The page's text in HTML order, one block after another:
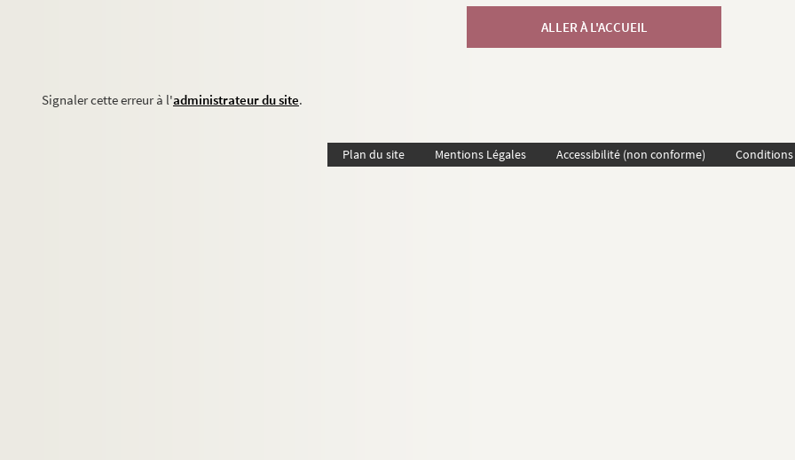
ALLER À L'ACCUEIL
Signaler cette erreur à l'administrateur du site.
Plan du site Mentions Légales Accessibilité (non conforme)